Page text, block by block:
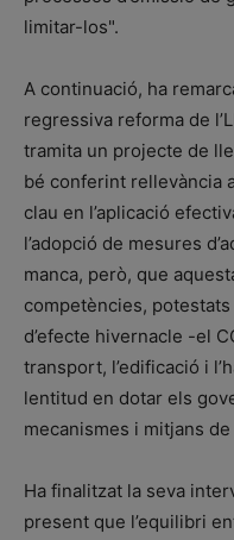
limitar-los".
A continuació, ha
regressiva reforma de
tramita un projecte de
bé conferint rellevància
clau en l’aplicació
l’adopció de mesures
manca, però, que
competències,
d’efecte hivernacle -el
transport, l’edificació i
lentitud en dotar els
mecanismes i mitjans
Ha finalitzat la seva
present que l’equilibri